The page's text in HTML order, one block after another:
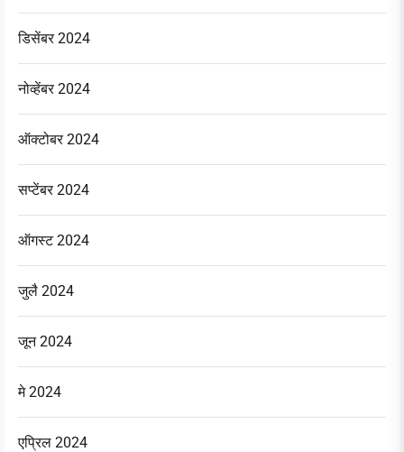
डिसेंबर 2024
नोव्हेंबर 2024
ऑक्टोबर 2024
सप्टेंबर 2024
ऑगस्ट 2024
जुलै 2024
जून 2024
मे 2024
एप्रिल 2024